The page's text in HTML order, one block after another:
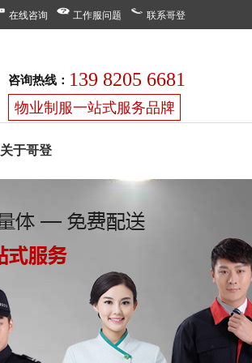
在线咨询 工作服问题 联系哥登
咨询热线： 139 8205 6681
物业制服一站式服务品牌
关于哥登